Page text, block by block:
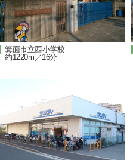
箕面市立西小学校
約1220m／16分